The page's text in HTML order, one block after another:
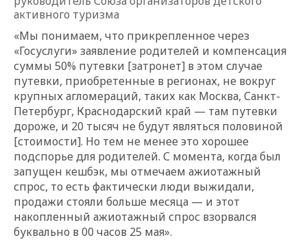
активного туризма
«Мы понимаем, что прикрепленное через
«Госуслуги» заявление родителей и компенсация
суммы 50% путевки [затронет] в этом случае
путевки, приобретенные в регионах, не вокруг
крупных агломераций, таких как Москва, Санкт-
Петербург, Краснодарский край — там путевки
дороже, и 20 тысяч не будут являться половиной
[стоимости]. Но тем не менее это хорошее
подспорье для родителей. С момента, когда был
запущен кешбэк, мы отмечаем ажиотажный
спрос, то есть фактически люди выжидали,
продажи стояли больше месяца — и этот
накопленный ажиотажный спрос взорвался
буквально в 00 часов 25 мая».